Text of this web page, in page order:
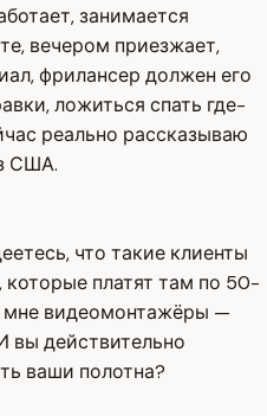
занимается
вечером приезжает,
фрилансер должен его
ложиться спать где-
реально рассказываю
США.
что такие клиенты
платят там по 50-
мне видеомонтажёры —
вы действительно
ваши полотна?